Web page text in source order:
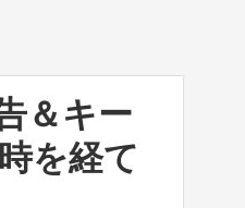
＆キー
を経て